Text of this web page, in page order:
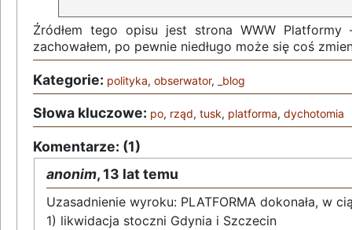
Źródłem tego opisu jest strona WWW
zachowałem, po pewnie niedługo może się coś
Kategorie: polityka, obserwator, _blog
Słowa kluczowe: po, rząd, tusk, platforma, dychotomia
Komentarze: (1)
anonim,13 lat temu
Uzasadnienie wyroku: PLATFORMA dokonała, w
1) likwidacja stoczni Gdynia i Szczecin